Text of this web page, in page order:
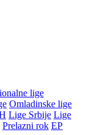
lige
Omladinske lige
Lige Srbije Lige
Prelazni rok EP